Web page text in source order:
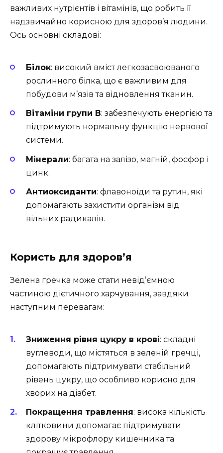
важливих нутрієнтів і вітамінів, що робить її
надзвичайно корисною для здоров’я людини.
Ось основні складові:
Білок: високий вміст легкозасвоюваного
рослинного білка, що є важливим для
побудови м’язів та відновлення тканин.
Вітаміни групи B: забезпечують енергією та
підтримують нормальну функцію нервової
системи.
Мінерали: багата на залізо, магній, фосфор і
цинк.
Антиоксиданти: флавоноїди та рутин, які
допомагають захистити організм від
вільних радикалів.
Користь для здоров’я
Зелена гречка може стати невід’ємною
частиною дієтичного харчування, завдяки
наступним перевагам:
Зниження рівня цукру в крові: складні
вуглеводи, що містяться в зеленій гречці,
допомагають підтримувати стабільний
рівень цукру, що особливо корисно для
хворих на діабет.
Покращення травлення: висока кількість
клітковини допомагає підтримувати
здорову мікрофлору кишечника та